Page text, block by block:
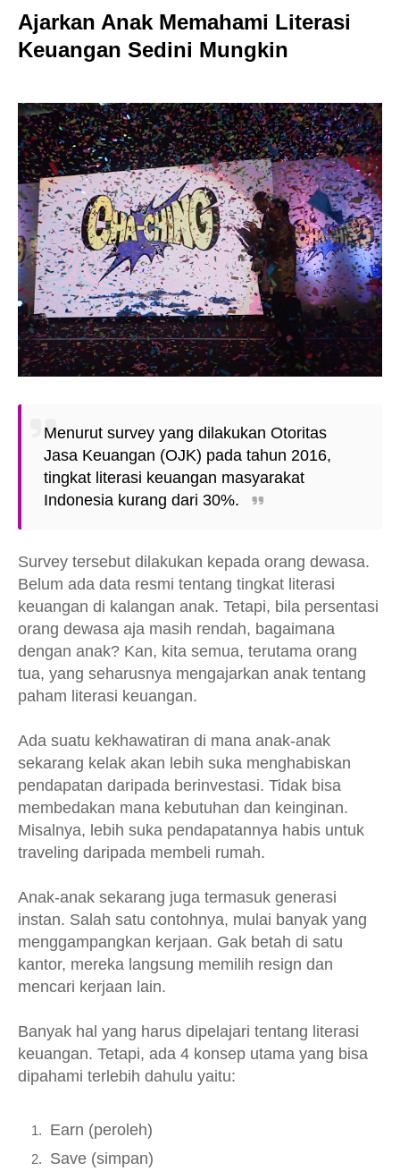
Ajarkan Anak Memahami Literasi
Keuangan Sedini Mungkin
Menurut survey yang dilakukan Otoritas
Jasa Keuangan (OJK) pada tahun 2016,
tingkat literasi keuangan masyarakat
Indonesia kurang dari 30%.
Survey tersebut dilakukan kepada orang dewasa.
Belum ada data resmi tentang tingkat literasi
keuangan di kalangan anak. Tetapi, bila persentasi
orang dewasa aja masih rendah, bagaimana
dengan anak? Kan, kita semua, terutama orang
tua, yang seharusnya mengajarkan anak tentang
paham literasi keuangan.
Ada suatu kekhawatiran di mana anak-anak
sekarang kelak akan lebih suka menghabiskan
pendapatan daripada berinvestasi. Tidak bisa
membedakan mana kebutuhan dan keinginan.
Misalnya, lebih suka pendapatannya habis untuk
traveling daripada membeli rumah.
Anak-anak sekarang juga termasuk generasi
instan. Salah satu contohnya, mulai banyak yang
menggampangkan kerjaan. Gak betah di satu
kantor, mereka langsung memilih resign dan
mencari kerjaan lain.
Banyak hal yang harus dipelajari tentang literasi
keuangan. Tetapi, ada 4 konsep utama yang bisa
dipahami terlebih dahulu yaitu:
Earn (peroleh)
Save (simpan)